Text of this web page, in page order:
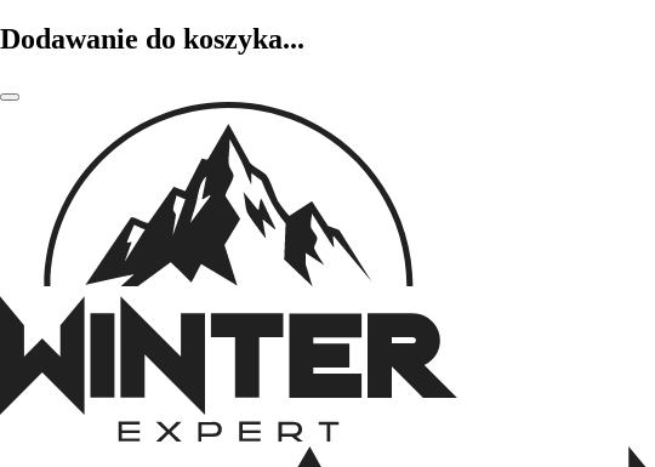
Dodawanie do koszyka...